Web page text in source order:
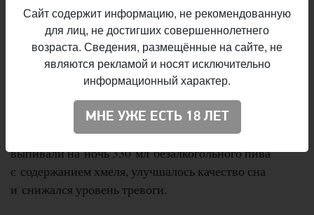
симптомы эффект.
3. Хмель помогает уснуть
Испанское исследование 2012 года подтвердило
седативные свойства хмеля, а последующее
исследование показало, что у женщин, которые
выпивали на ночь 330 мл безалкогольного пива
с содержанием хмеля, улучшалось качество сна
и снижался уровень тревоги.
Сайт содержит информацию, не рекомендованную
для лиц, не достигших совершеннолетнего
возраста. Сведения, размещённые на сайте, не
являются рекламой и носят исключительно
информационный характер.
МНЕ УЖЕ ЕСТЬ 18 ЛЕТ